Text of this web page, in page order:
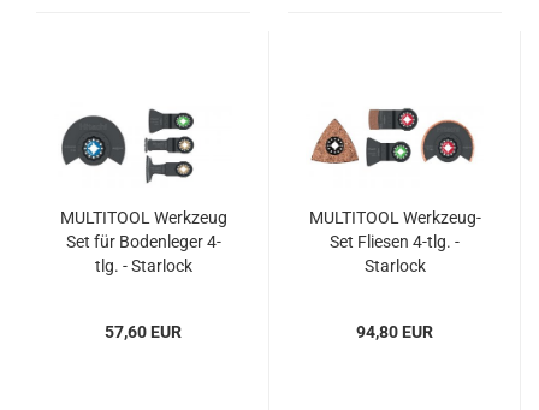
MULTITOOL Werkzeug
Set für Bodenleger 4-
tlg. - Starlock
57,60 EUR
MULTITOOL Werkzeug-
Set Fliesen 4-tlg. -
Starlock
94,80 EUR